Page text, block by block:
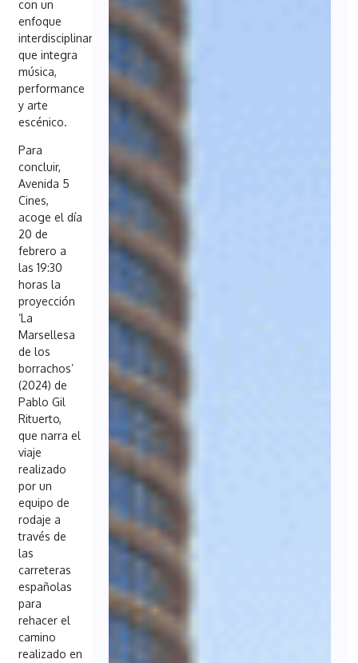
con un
enfoque
interdisciplinar
que integra
música,
performance
y arte
escénico.
Para
concluir,
Avenida 5
Cines,
acoge el día
20 de
febrero a
las 19:30
horas la
proyección
‘La
Marsellesa
de los
borrachos’
(2024) de
Pablo Gil
Rituerto,
que narra el
viaje
realizado
por un
equipo de
rodaje a
través de
las
carreteras
españolas
para
rehacer el
camino
realizado en